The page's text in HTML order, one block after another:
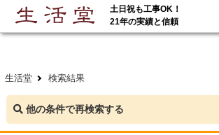
ご利用 288万･工事実績117万件!
土日祝も工事OK！
21年の実績と信頼
生活堂 検索結果
他の条件で再検索する